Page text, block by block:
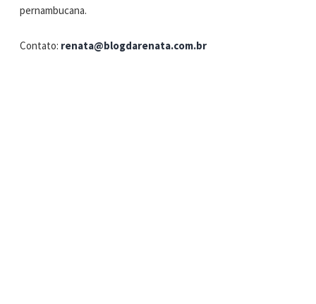
pernambucana.
Contato: renata@blogdarenata.com.br